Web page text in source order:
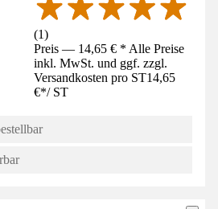
(1)
Preis — 14,65 € * Alle Preise
inkl. MwSt. und ggf. zzgl.
Versandkosten pro ST14,65
€*/ ST